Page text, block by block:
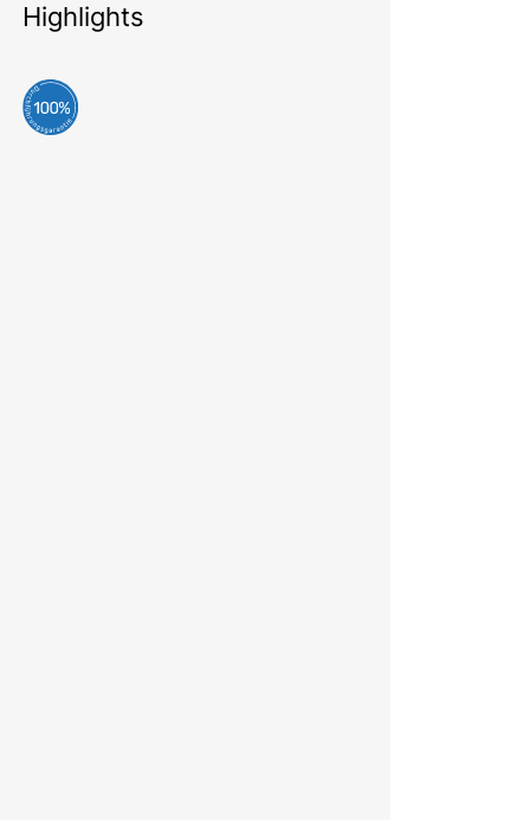
Highlights